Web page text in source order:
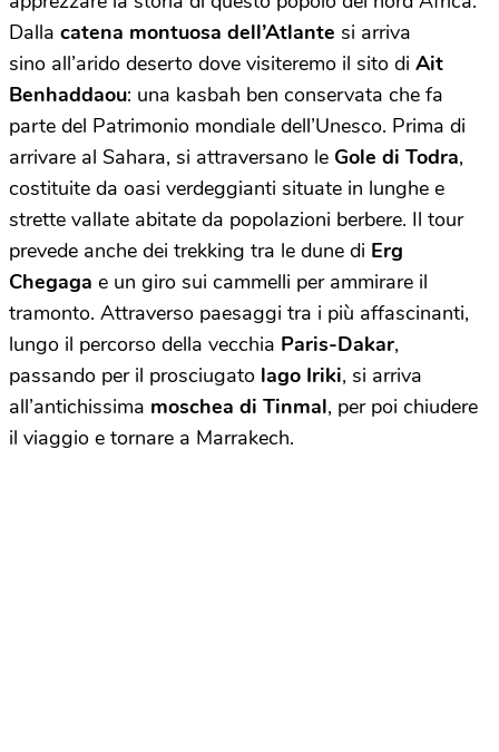
Dalla catena montuosa dell’Atlante si arriva
sino all’arido deserto dove visiteremo il sito di Ait
Benhaddaou: una kasbah ben conservata che fa
parte del Patrimonio mondiale dell’Unesco. Prima di
arrivare al Sahara, si attraversano le Gole di Todra,
costituite da oasi verdeggianti situate in lunghe e
strette vallate abitate da popolazioni berbere. Il tour
prevede anche dei trekking tra le dune di Erg
Chegaga e un giro sui cammelli per ammirare il
tramonto. Attraverso paesaggi tra i più affascinanti,
lungo il percorso della vecchia Paris-Dakar,
passando per il prosciugato lago Iriki, si arriva
all’antichissima moschea di Tinmal, per poi chiudere
il viaggio e tornare a Marrakech.